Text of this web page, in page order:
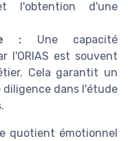
l'obtention d'une
: Une capacité
l'ORIAS est souvent
Cela garantit un
dans l'étude
quotient émotionnel